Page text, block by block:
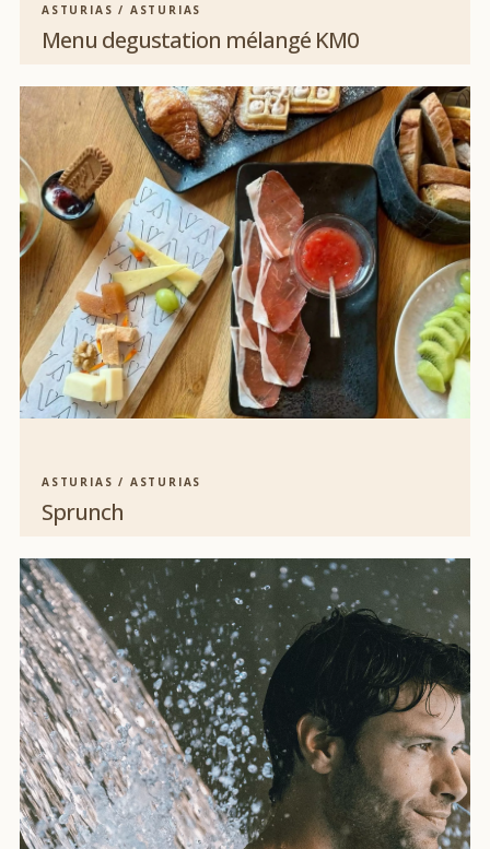
ASTURIAS / ASTURIAS
Menu degustation mélangé KM0
ASTURIAS / ASTURIAS
Sprunch